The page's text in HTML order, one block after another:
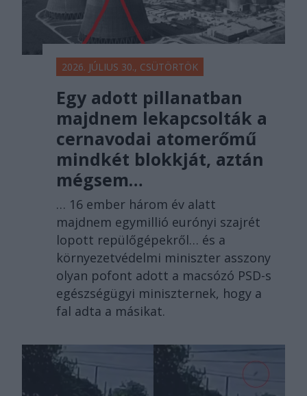
2026. JÚLIUS 30., CSÜTÖRTÖK
Egy adott pillanatban
majdnem lekapcsolták a
cernavodai atomerőmű
mindkét blokkját, aztán
mégsem…
… 16 ember három év alatt
majdnem egymillió eurónyi szajrét
lopott repülőgépekről… és a
környezetvédelmi miniszter asszony
olyan pofont adott a macsózó PSD-s
egészségügyi miniszternek, hogy a
fal adta a másikat.